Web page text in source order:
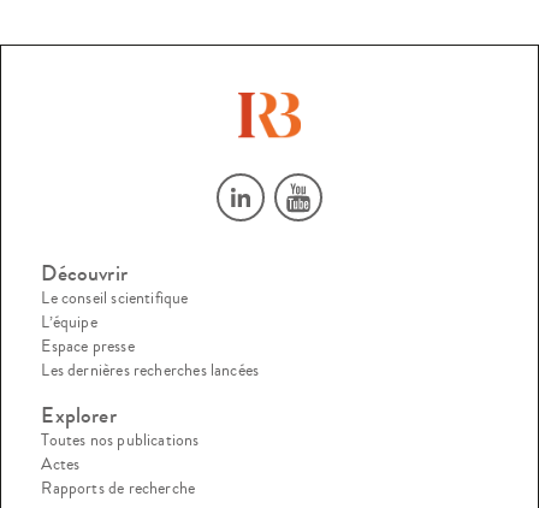
Découvrir
Le conseil scientifique
L’équipe
Espace presse
Les dernières recherches lancées
Explorer
Toutes nos publications
Actes
Rapports de recherche